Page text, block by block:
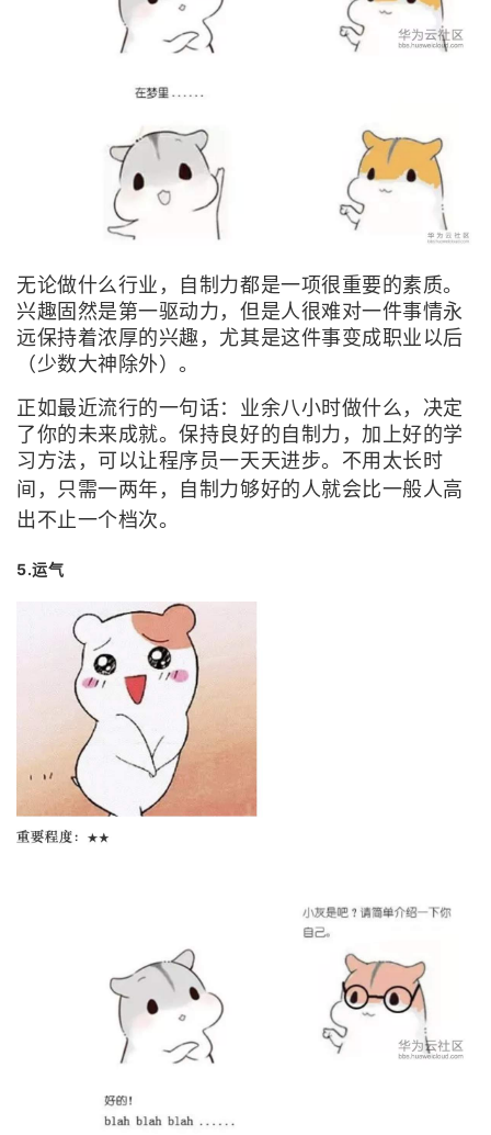
无论做什么行业，自制力都是一项很重要的素质。
兴趣固然是第一驱动力，但是人很难对一件事情永
远保持着浓厚的兴趣，尤其是这件事变成职业以后
（少数大神除外）。
正如最近流行的一句话：业余八小时做什么，决定
了你的未来成就。保持良好的自制力，加上好的学
习方法，可以让程序员一天天进步。不用太长时
间，只需一两年，自制力够好的人就会比一般人高
出不止一个档次。
5.运气